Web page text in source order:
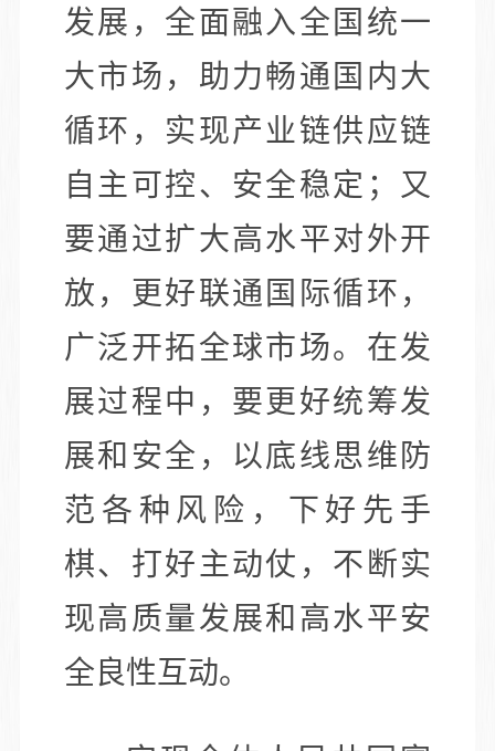
发展，全面融入全国统一
大市场，助力畅通国内大
循环，实现产业链供应链
自主可控、安全稳定；又
要通过扩大高水平对外开
放，更好联通国际循环，
广泛开拓全球市场。在发
展过程中，要更好统筹发
展和安全，以底线思维防
范各种风险，下好先手
棋、打好主动仗，不断实
现高质量发展和高水平安
全良性互动。